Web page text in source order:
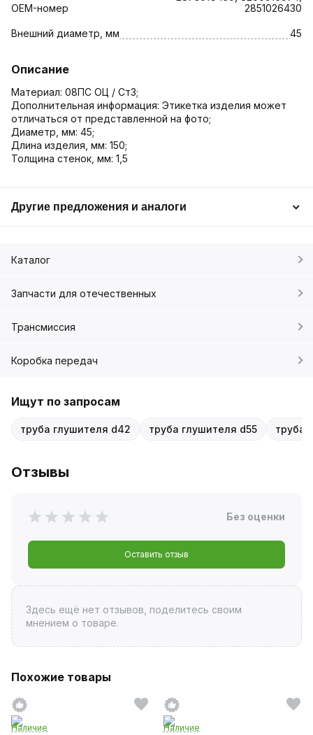
OEM-номер
2851026430
Внешний диаметр, мм 45
Описание
Материал: 08ПС ОЦ / Ст3;
Дополнительная информация: Этикетка изделия может
отличаться от представленной на фото;
Диаметр, мм: 45;
Длина изделия, мм: 150;
Толщина стенок, мм: 1,5
Другие предложения и аналоги
Каталог
Запчасти для отечественных
Трансмиссия
Коробка передач
Ищут по запросам
труба глушителя d42 труба глушителя d55 труба
Отзывы
Без оценки
Оставить отзыв
Здесь ещё нет отзывов, поделитесь своим
мнением о товаре.
Похожие товары
Наличие
Наличие